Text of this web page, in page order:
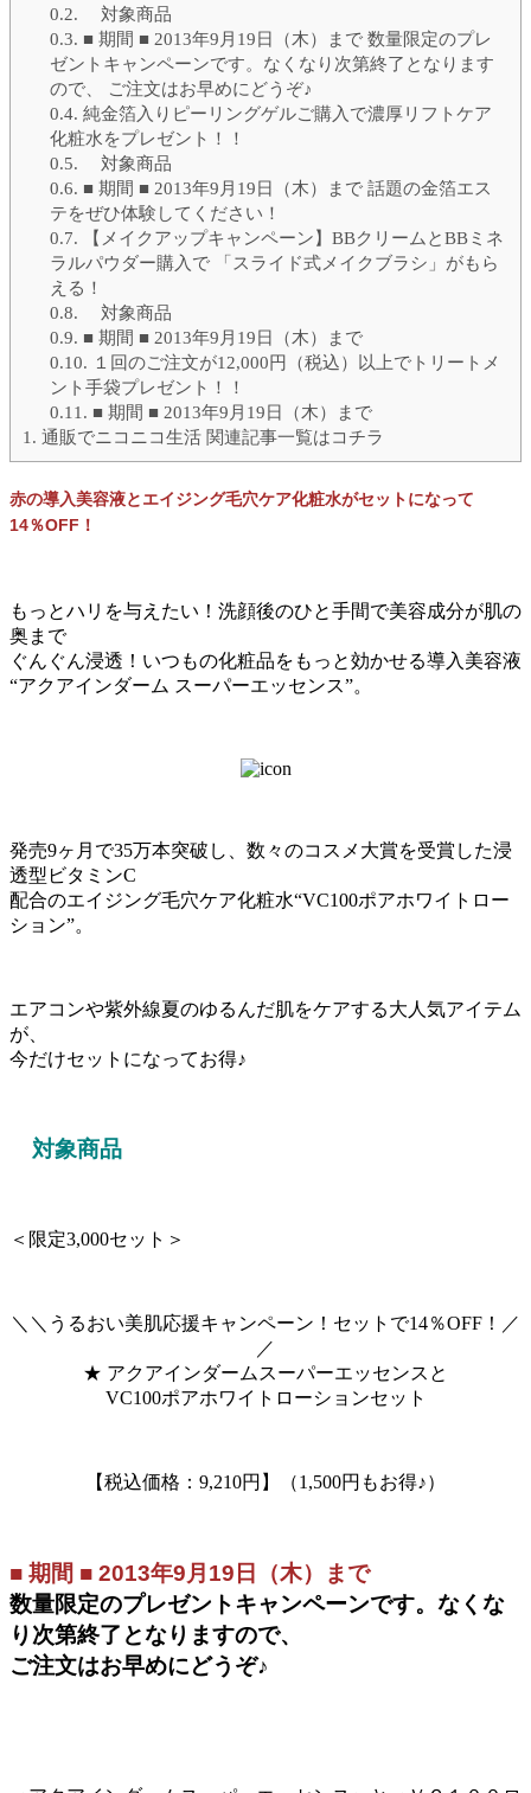
0.2. 対象商品
0.3. ■ 期間 ■ 2013年9月19日（木）まで 数量限定のプレ
ゼントキャンペーンです。なくなり次第終了となります
ので、 ご注文はお早めにどうぞ♪
0.4. 純金箔入りピーリングゲルご購入で濃厚リフトケア
化粧水をプレゼント！！
0.5. 対象商品
0.6. ■ 期間 ■ 2013年9月19日（木）まで 話題の金箔エス
テをぜひ体験してください！
0.7. 【メイクアップキャンペーン】BBクリームとBBミネ
ラルパウダー購入で 「スライド式メイクブラシ」がもら
える！
0.8. 対象商品
0.9. ■ 期間 ■ 2013年9月19日（木）まで
0.10. １回のご注文が12,000円（税込）以上でトリートメ
ント手袋プレゼント！！
0.11. ■ 期間 ■ 2013年9月19日（木）まで
1. 通販でニコニコ生活 関連記事一覧はコチラ
赤の導入美容液とエイジング毛穴ケア化粧水がセットになって
14％OFF！
もっとハリを与えたい！洗顔後のひと手間で美容成分が肌の
奥まで
ぐんぐん浸透！いつもの化粧品をもっと効かせる導入美容液
“アクアインダーム スーパーエッセンス”。
発売9ヶ月で35万本突破し、数々のコスメ大賞を受賞した浸
透型ビタミンC
配合のエイジング毛穴ケア化粧水“VC100ポアホワイトロー
ション”。
エアコンや紫外線夏のゆるんだ肌をケアする大人気アイテム
が、
今だけセットになってお得♪
対象商品
＜限定3,000セット＞
＼＼うるおい美肌応援キャンペーン！セットで14％OFF！／
／
★ アクアインダームスーパーエッセンスと
VC100ポアホワイトローションセット
【税込価格：9,210円】（1,500円もお得♪）
■ 期間 ■ 2013年9月19日（木）まで
数量限定のプレゼントキャンペーンです。なくな
り次第終了となりますので、
ご注文はお早めにどうぞ♪